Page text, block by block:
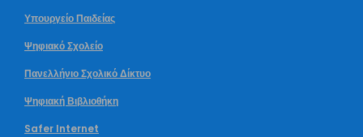
Υπουργείο Παιδείας
Ψηφιακό Σχολείο
Πανελλήνιο Σχολικό Δίκτυο
Ψηφιακή Βιβλιοθήκη
Safer Internet